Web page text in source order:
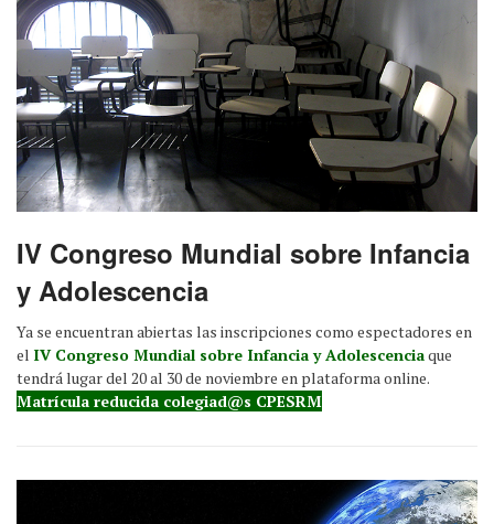
IV Congreso Mundial sobre Infancia
y Adolescencia
Ya se encuentran abiertas las inscripciones como espectadores en
el IV Congreso Mundial sobre Infancia y Adolescenciaque
tendrá lugar del 20 al 30 de noviembre en plataforma online.
Matrícula reducida colegiad@s CPESRM